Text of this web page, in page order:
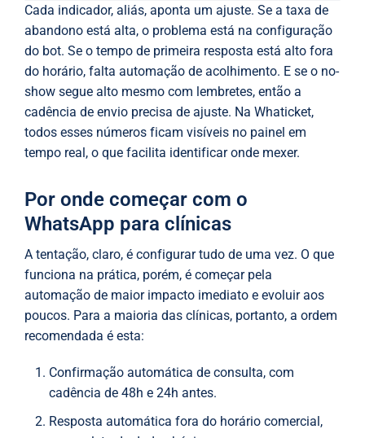
Cada indicador, aliás, aponta um ajuste. Se a taxa de
abandono está alta, o problema está na configuração
do bot. Se o tempo de primeira resposta está alto fora
do horário, falta automação de acolhimento. E se o no-
show segue alto mesmo com lembretes, então a
cadência de envio precisa de ajuste. Na Whaticket,
todos esses números ficam visíveis no painel em
tempo real, o que facilita identificar onde mexer.
Por onde começar com o
WhatsApp para clínicas
A tentação, claro, é configurar tudo de uma vez. O que
funciona na prática, porém, é começar pela
automação de maior impacto imediato e evoluir aos
poucos. Para a maioria das clínicas, portanto, a ordem
recomendada é esta:
Confirmação automática de consulta, com
cadência de 48h e 24h antes.
Resposta automática fora do horário comercial,